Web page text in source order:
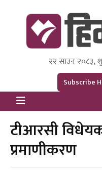
Himal Press
Dot NewsyNepal
२२ साउन २०८३,
Subscribe
टीआरसी विधेयक
प्रमाणीकरण